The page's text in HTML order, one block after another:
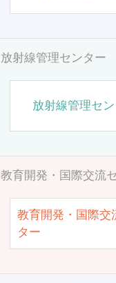
放射線管理センター
放射線管理セ
教育開発・国際交流
教育開発・国際交
ター